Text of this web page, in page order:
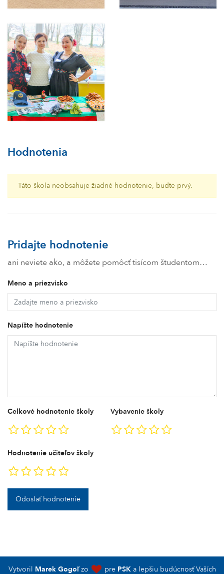
Hodnotenia
Táto škola neobsahuje žiadné hodnotenie, budte prvý.
Pridajte hodnotenie
ani neviete ako, a môžete pomôcť tisícom študentom…
Meno a priezvisko
Napíšte hodnotenie
Celkové hodnotenie školy Vybavenie školy
Hodnotenie učiteľov školy
Odoslať hodnotenie
Vytvoril Marek Gogoľzo pre PSKa lepšiu budúcnosť Vaších